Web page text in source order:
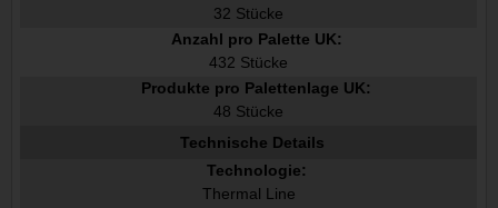
32 Stücke
Anzahl pro Palette UK:
432 Stücke
Produkte pro Palettenlage UK:
48 Stücke
Technische Details
Technologie:
Thermal Line